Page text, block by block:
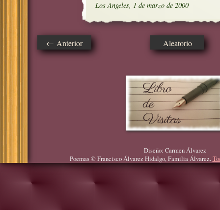
Los Angeles, 1 de marzo de 2000
← Anterior Aleatorio
Diseño: Carmen Álvarez
Poemas © Francisco Álvarez Hidalgo, Familia Álvarez.